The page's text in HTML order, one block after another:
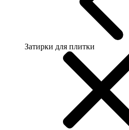
Затирки для плитки